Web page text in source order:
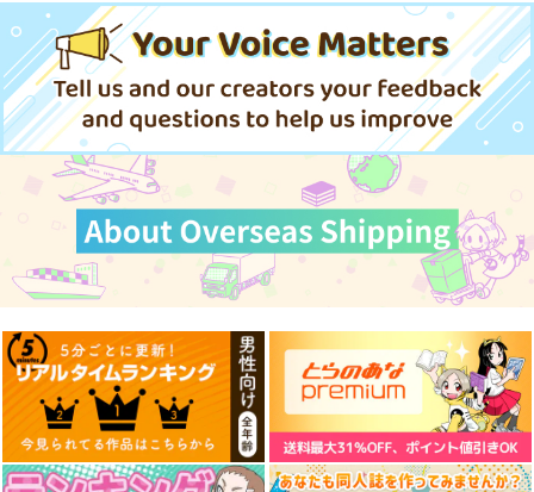
（税込）
オリジナル
サンプル
カート カート
サンプル
カート
森倉円「名前のない
星」絵師100人
展 16 大阪展 前売り券
産経新聞社